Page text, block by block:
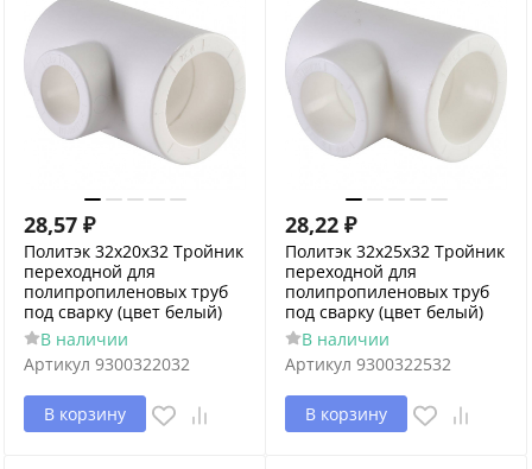
28,57 ₽
Политэк 32х20х32 Тройник
переходной для
полипропиленовых труб
под сварку (цвет белый)
В наличии
Артикул 9300322032
В корзину
28,22 ₽
Политэк 32х25х32 Тройник
переходной для
полипропиленовых труб
под сварку (цвет белый)
В наличии
Артикул 9300322532
В корзину